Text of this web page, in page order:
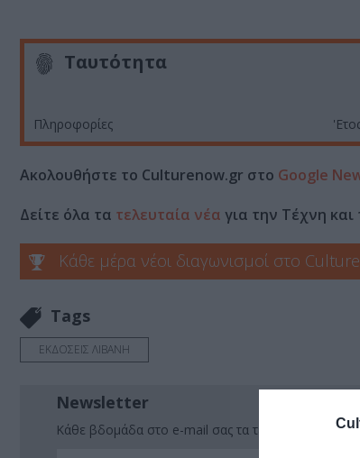
Ταυτότητα
Πληροφορίες
Ακολουθήστε το Culturenow.gr στο Google
Δείτε όλα τα τελευταία νέα για την Τέχνη
Κάθε μέρα νέοι διαγωνισμοί στο
Tags
ΕΚΔΟΣΕΙΣ ΛΙΒΑΝΗ
Newsletter
Κάθε βδομάδα στο e-mail σας τα τελευταία νέα για